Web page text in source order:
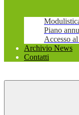
Piano
Accesso
Archivio News
Contatti